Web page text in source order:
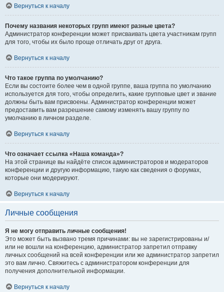
Вернуться к началу
Почему названия некоторых групп имеют разные цвета?
Администратор конференции может присваивать цвета участникам групп
для того, чтобы их было проще отличать друг от друга.
Вернуться к началу
Что такое группа по умолчанию?
Если вы состоите более чем в одной группе, ваша группа по умолчанию
используется для того, чтобы определить, какие групповые цвет и звание
должны быть вам присвоены. Администратор конференции может
предоставить вам разрешение самому изменять вашу группу по
умолчанию в личном разделе.
Вернуться к началу
Что означает ссылка «Наша команда»?
На этой странице вы найдёте список администраторов и модераторов
конференции и другую информацию, такую как сведения о форумах,
которые они модерируют.
Вернуться к началу
Личные сообщения
Я не могу отправить личные сообщения!
Это может быть вызвано тремя причинами: вы не зарегистрированы и/
или не вошли на конференцию, администратор запретил отправку
личных сообщений на всей конференции или же администратор запретил
это вам лично. Свяжитесь с администратором конференции для
получения дополнительной информации.
Вернуться к началу